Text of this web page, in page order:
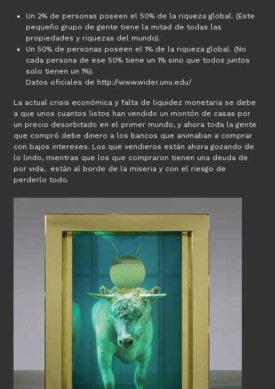
Un 2% de personas poseen el 50% de la riqueza global. (Este
pequeño grupo de gente tiene la mitad de todas las
propiedades y riquezas del mundo).
Un 50% de personas poseen el 1% de la riqueza global. (No
cada persona de ese 50% tiene un 1% sino que todos juntos
solo tienen un 1%).
Datos oficiales de http://www.wider.unu.edu/
La actual crisis económica y falta de liquidez monetaria se debe
a que unos cuantos listos han vendido un montón de casas por
un precio desorbitado en el primer mundo, y ahora toda la gente
que compró debe dinero a los bancos que animaban a comprar
con bajos intereses. Los que vendieros están ahora gozando de
lo lindo, mientras que los que compraron tienen una deuda de
por vida, están al borde de la miseria y con el riesgo de
perderlo todo.